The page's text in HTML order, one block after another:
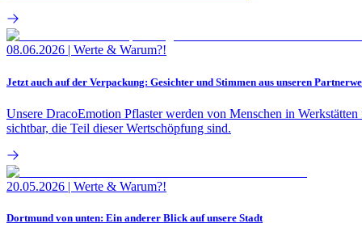
08.06.2026 | Werte & Warum?!
Jetzt auch auf der Verpackung: Gesichter und Stimmen aus unseren
Unsere DracoEmotion Pflaster werden von Menschen in
sichtbar, die Teil dieser Wertschöpfung sind.
20.05.2026 | Werte & Warum?!
Dortmund von unten: Ein anderer Blick auf unsere Stadt